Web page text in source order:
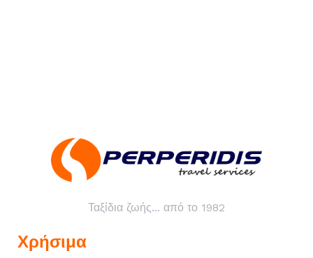
Ταξίδια ζωής... από το 1982
Χρήσιμα